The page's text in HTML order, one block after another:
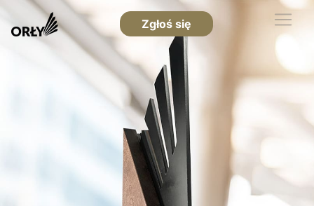
Zgłoś się